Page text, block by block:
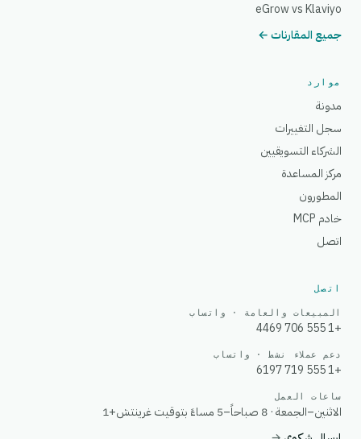
eGrow vs Klaviyo
جميع المقارنات ←
موارد
مدونة
سجل التغييرات
الشركاء التسويقيين
مركز المساعدة
المطورون
خادم MCP
اتصل
اتصل
المبيعات والعامة · واتساب
+1 555 706 4469
دعم عملاء نشط · واتساب
+1 555 719 6197
ساعات العمل
الاثنين–الجمعة · 8 صباحاً–5 مساءً بتوقيت غرينتش+1